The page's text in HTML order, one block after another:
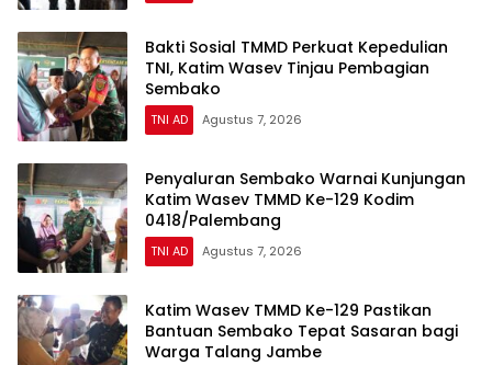
Bakti Sosial TMMD Perkuat Kepedulian
TNI, Katim Wasev Tinjau Pembagian
Sembako
TNI AD Agustus 7, 2026
Penyaluran Sembako Warnai Kunjungan
Katim Wasev TMMD Ke-129 Kodim
0418/Palembang
TNI AD Agustus 7, 2026
Katim Wasev TMMD Ke-129 Pastikan
Bantuan Sembako Tepat Sasaran bagi
Warga Talang Jambe